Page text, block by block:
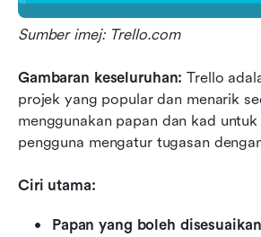
Sumber imej: Trello.com
Gambaran keseluruhan: Trello
projek yang popular dan menarik
menggunakan papan dan kad
pengguna mengatur tugasan
Ciri utama:
Papan yang boleh